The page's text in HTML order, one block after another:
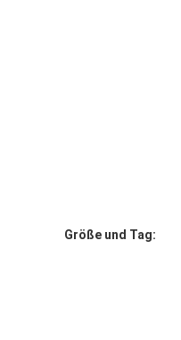
Größe und Tag: